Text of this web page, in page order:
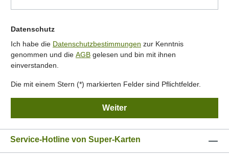
Datenschutz
Ich habe die Datenschutzbestimmungen zur Kenntnis
genommen und die AGB gelesen und bin mit ihnen
einverstanden.
Die mit einem Stern (*) markierten Felder sind Pflichtfelder.
Weiter
Service-Hotline von Super-Karten